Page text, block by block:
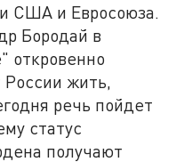
США и Евросоюза.
Бородай в
откровенно
России жить,
речь пойдет
статус
получают